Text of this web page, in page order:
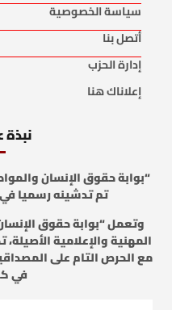
سياسة الخصوصية
أتصل بنا
إدارة الحزب
إعلاناك هنا
نبذة
“بوابة حقوق الإنسان
تم تدشينه رسميا في 12 نوفمبر من عام 2024.
وتعمل “بوابة حقوق
المهنية والإعلامية
مع الحرص التام على
في